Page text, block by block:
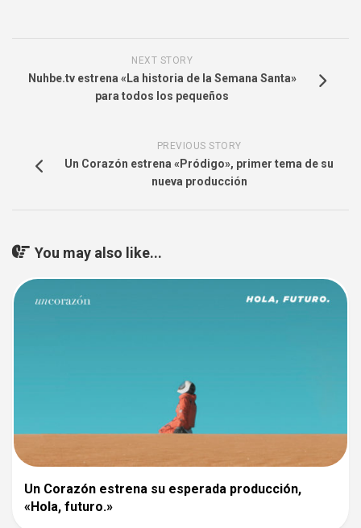
NEXT STORY
Nuhbe.tv estrena «La historia de la Semana Santa»
para todos los pequeños
PREVIOUS STORY
Un Corazón estrena «Pródigo», primer tema de su
nueva producción
You may also like...
Un Corazón estrena su esperada producción,
«Hola, futuro.»